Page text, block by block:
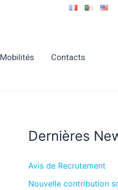
Mobilités Contacts
Dernières
Avis de Recrutement
Nouvelle contribution